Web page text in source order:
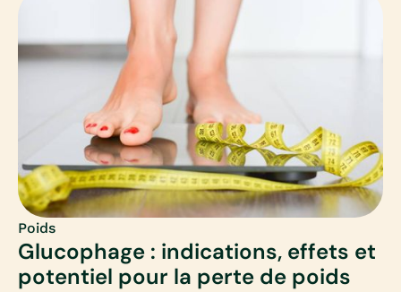
appliquer un régime rapide adapté à vos besoins,
sans mettre votre corps en difficulté.
Poids
Glucophage : indications, effets et
potentiel pour la perte de poids